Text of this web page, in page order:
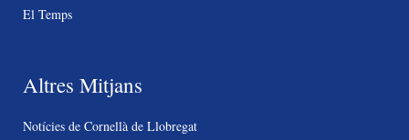
El Temps
Altres Mitjans
Notícies de Cornellà de Llobregat